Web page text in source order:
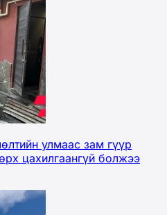
улмаас зам гүүр
цахилгаангүй болжээ